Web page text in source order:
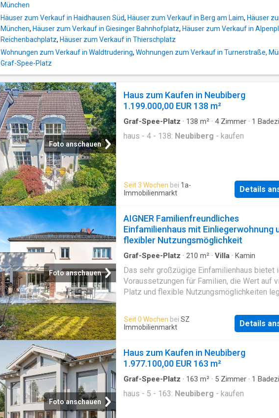
München
Häuser zum Verkauf in Haidhausen Süd, Häuser zum Verkauf in Berg am Laim, Häuser
München, Häuser zum Verkauf in Giesinger Bahnhofplatz, Häuser zum Verkauf in
Reichenbachplatz, Häuser zum Verkauf in Thierschplatz
Wohnungen zum Verkauf in Waldtrudering, Wohnungen zum Verkauf in Turnerstraße,
Graf-Spee-Platz
Foto anschauen
Haus zum Kaufen in Neubiberg
1.199.000,00 EUR 138 m²
Graf-Spee-Platz · 138 m² · 4Zimmer · 1
haus - 4 - 138: Neubiberg - kaufen
Seit 3 Wochen bei 1a-
Immobilienmarkt
Details
Foto anschauen
AIGNER Familienfreundliches
Einfamilienhaus mit Einliegerwohnung
flexibler Nutzungsmöglichkeit
Graf-Spee-Platz · 210 m² · Villa · Kamin
Das sehr großzügige Einfamilienhaus bietet
Voraussetzungen für Familien, die Wert auf
Platz und flexible Nutzungsmöglichkeiten
gepflegten, angenehmen Wohnumfeld, das
sowohl für junge Familien als auch für
Mehrgenerationenkonslationen
eine klare, funktionale Raumstruktur, die den
erleichtert und gleichzeitig genügend
Rückzugsmöglichkeiten schafft. Im
befindet sich der zentrale Wohnbereich, der
Familienleben zusammenführt. Der
Seit 0 Wochen bei SZ
Immobilienmarkt
Details
Foto anschauen
Haus zum Kaufen in Neubiberg
1.977.100,00 EUR 163 m²
Graf-Spee-Platz · 163 m² · 5 Zimmer · 1
haus - 5 - 163: Neubiberg - kaufen